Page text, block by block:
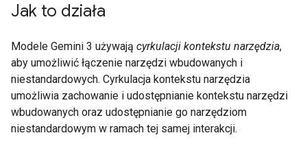
Jak to działa
Modele Gemini 3 używają cyrkulacji kontekstu narzędzia,
aby umożliwić łączenie narzędzi wbudowanych i
niestandardowych. Cyrkulacja kontekstu narzędzia
umożliwia zachowanie i udostępnianie kontekstu narzędzi
wbudowanych oraz udostępnianie go narzędziom
niestandardowym w ramach tej samej interakcji.